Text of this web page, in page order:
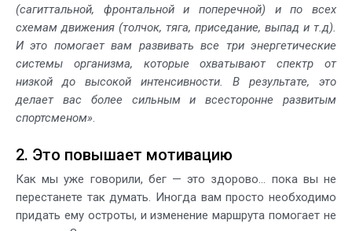
(сагиттальной, фронтальной и поперечной) и по всех
схемам движения (толчок, тяга, приседание, выпад и т.д).
И это помогает вам развивать все три энергетические
системы организма, которые охватывают спектр от
низкой до высокой интенсивности. В результате, это
делает вас более сильным и всесторонне развитым
спортсменом».
2. Это повышает мотивацию
Как мы уже говорили, бег — это здорово… пока вы не
перестанете так думать. Иногда вам просто необходимо
придать ему остроты, и изменение маршрута помогает не